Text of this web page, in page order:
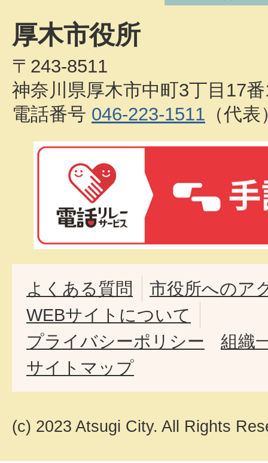
厚木市役所
〒243-8511
神奈川県厚木市中町3丁目17
電話番号 046-223-1511 （代表
よくある質問
市役所へのア
WEBサイトについて
プライバシーポリシー
組織
サイトマップ
(c) 2023 Atsugi City. All Rights